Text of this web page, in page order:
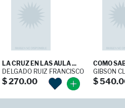
LA CRUZ EN LAS AULA ...
DELGADO RUIZ FRANCISCO
$ 270.00
COMO
GIBSON
$